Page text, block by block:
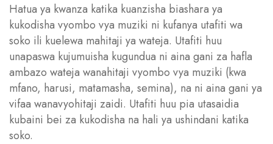
Hatua ya kwanza katika kuanzisha biashara ya
kukodisha vyombo vya muziki ni kufanya utafiti wa
soko ili kuelewa mahitaji ya wateja. Utafiti huu
unapaswa kujumuisha kugundua ni aina gani za hafla
ambazo wateja wanahitaji vyombo vya muziki (kwa
mfano, harusi, matamasha, semina), na ni aina gani ya
vifaa wanavyohitaji zaidi. Utafiti huu pia utasaidia
kubaini bei za kukodisha na hali ya ushindani katika
soko.